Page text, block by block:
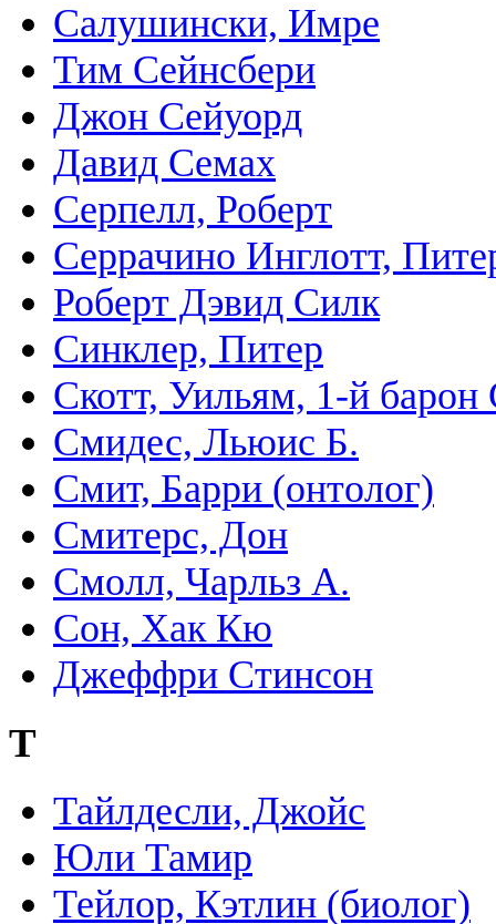
Салушински, Имре
Тим Сейнсбери
Джон Сейуорд
Давид Семах
Серпелл, Роберт
Серрачино Инглотт,
Роберт Дэвид Силк
Синклер, Питер
Скотт, Уильям, 1-й барон
Смидес, Льюис Б.
Смит, Барри (онтолог)
Смитерс, Дон
Смолл, Чарльз А.
Сон, Хак Кю
Джеффри Стинсон
Т
Тайлдесли, Джойс
Юли Тамир
Тейлор, Кэтлин (биолог)